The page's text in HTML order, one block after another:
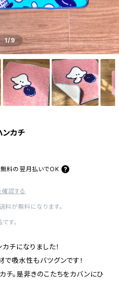
1/9
ンカチ
料の 翌月払いでOK
認する
が無料になります。
す。
チになりました！
で吸水性もバツグンです！
チ。是非きのこたちをカバンにひ